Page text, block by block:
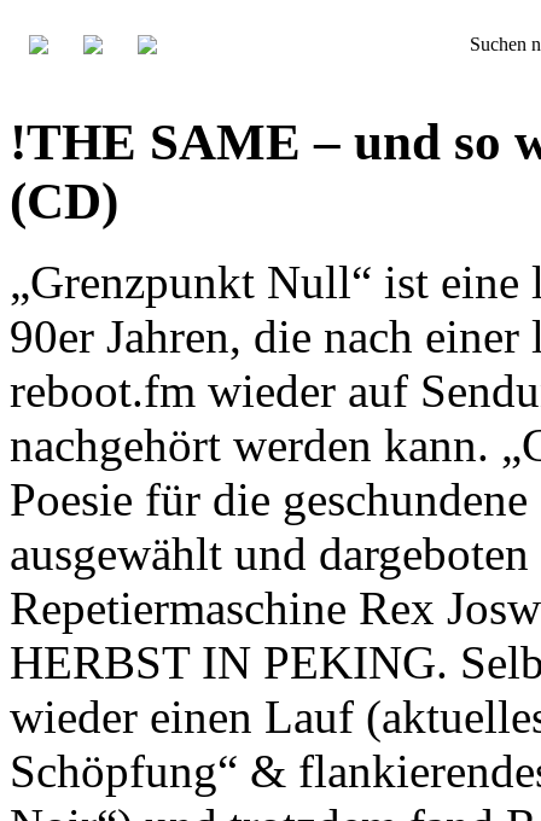
Suchen
!THE SAME – und so
(CD)
„Grenzpunkt Null“ ist eine
90er Jahren, die nach
reboot.fm wieder auf
nachgehört werden kann.
Poesie für die
ausgewählt und
Repetiermaschine Rex
HERBST IN PEKING.
wieder einen Lauf
Schöpfung“ &